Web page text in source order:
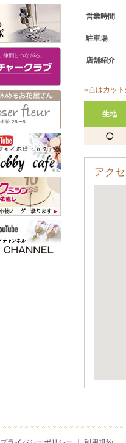
営業時間
駐車場
店舗紹介
※△はカット
生地
◯
アク